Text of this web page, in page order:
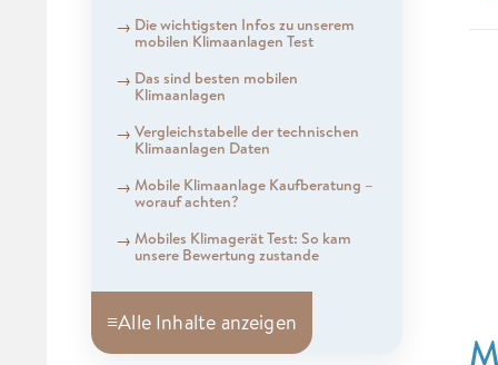
Die wichtigsten Infos zu unserem
mobilen Klimaanlagen Test
Das sind besten mobilen
Klimaanlagen
Vergleichstabelle der technischen
Klimaanlagen Daten
Mobile Klimaanlage Kaufberatung –
worauf achten?
Mobiles Klimagerät Test: So kam
unsere Bewertung zustande
≡Alle Inhalte anzeigen